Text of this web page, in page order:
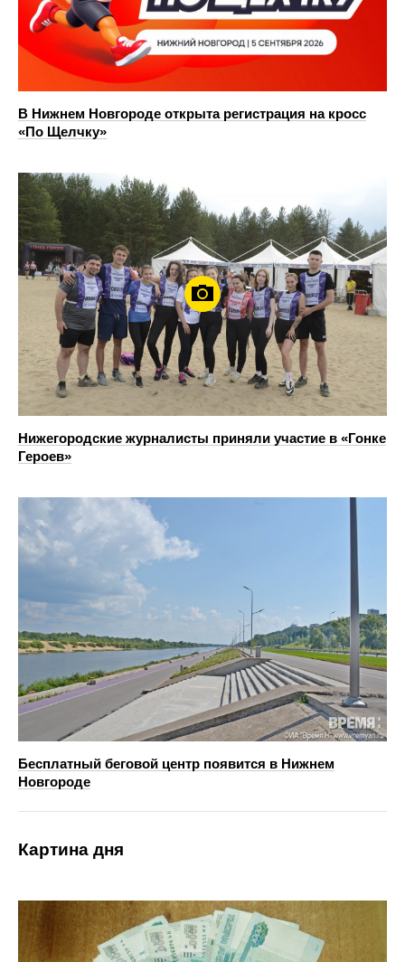
В Нижнем Новгороде открыта регистрация на кросс
«По Щелчку»
Нижегородские журналисты приняли участие в «Гонке
Героев»
Бесплатный беговой центр появится в Нижнем
Новгороде
Картина дня